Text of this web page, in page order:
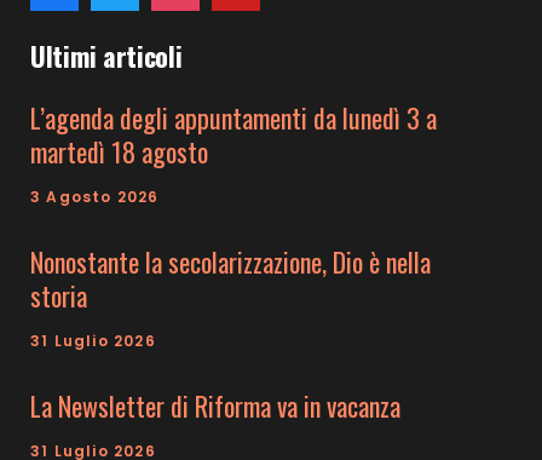
Ultimi articoli
L’agenda degli appuntamenti da lunedì 3 a
martedì 18 agosto
3 Agosto 2026
Nonostante la secolarizzazione, Dio è nella
storia
31 Luglio 2026
La Newsletter di Riforma va in vacanza
31 Luglio 2026